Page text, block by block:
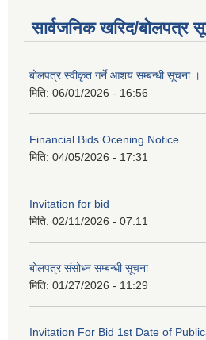
सार्वजनिक खरिद/बोलपत्र
बोलपत्र स्वीकृत गर्ने आशय सम्बन्धी सूचना ।
मिति: 06/01/2026 - 16:56
Financial Bids Ocening Notice
मिति: 04/05/2026 - 17:31
Invitation for bid
मिति: 02/11/2026 - 07:11
बोलपत्र संसोध्न सम्बन्धी सूचना
मिति: 01/27/2026 - 11:29
Invitation For Bid 1st Date of